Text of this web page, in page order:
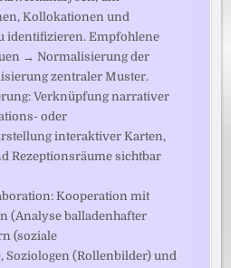
Kollokationen und
identifizieren. Empfohlene
→ Normalisierung der
zentraler Muster.
Verknüpfung narrativer
oder
interaktiver Karten,
Rezeptionsräume sichtbar
Kooperation mit
(Analyse balladenhafter
(soziale
Soziologen (Rollenbilder) und